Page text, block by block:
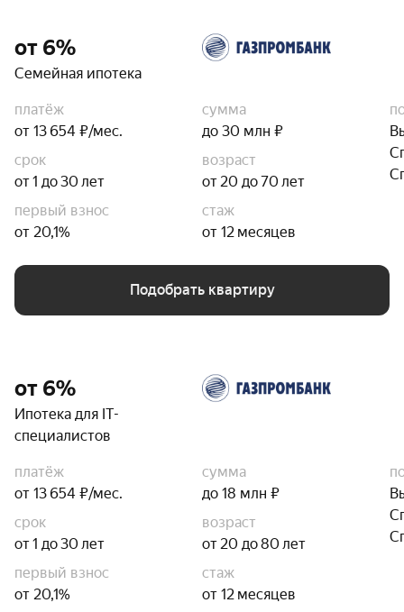
от 6%
Семейная ипотека
платёж
от 13 654 ₽/мес.
сумма
до 30 млн ₽
срок
от 1 до 30 лет
возраст
от 20 до 70 лет
первый взнос
от 20,1%
стаж
от 12 месяцев
Подобрать квартиру
от 6%
Ипотека для IT-
специалистов
платёж
от 13 654 ₽/мес.
сумма
до 18 млн ₽
срок
от 1 до 30 лет
возраст
от 20 до 80 лет
первый взнос
от 20,1%
стаж
от 12 месяцев